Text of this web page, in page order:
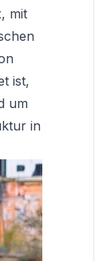
mit
ist,
um
in